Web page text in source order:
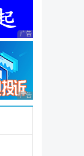
广告 商业广告，理性
广告 商业广告，理性